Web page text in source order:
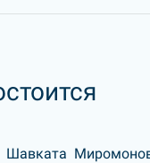
Шавката